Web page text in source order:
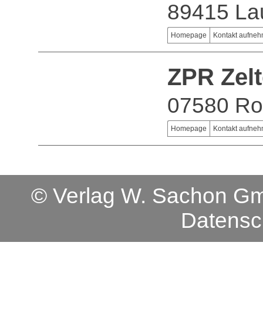
89415
Homepage Kontakt
ZPR
07580
Homepage Kontakt
© Verlag W. Sachon